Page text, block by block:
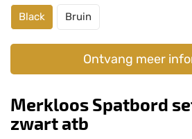
Black Bruin
Ontvang meer
Merkloos Spatbord
zwart atb